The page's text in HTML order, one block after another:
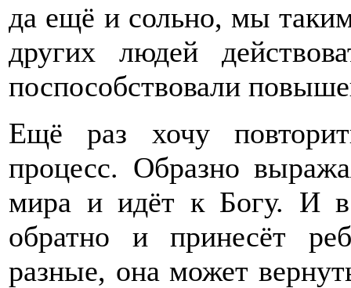
да ещё и сольно, мы
других людей
поспособствовали
Ещё раз хочу
процесс. Образно
мира и идёт к Богу. И в
обратно и принесёт
разные, она может